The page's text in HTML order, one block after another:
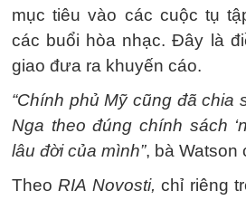
mục tiêu vào các cuộc tụ
các buổi hòa nhạc. Đây là
giao đưa ra khuyến cáo.
“Chính phủ Mỹ cũng đã chia
Nga theo đúng chính sách
lâu đời của mình”, bà Watson
TheoRIA Novosti, chỉ riêng